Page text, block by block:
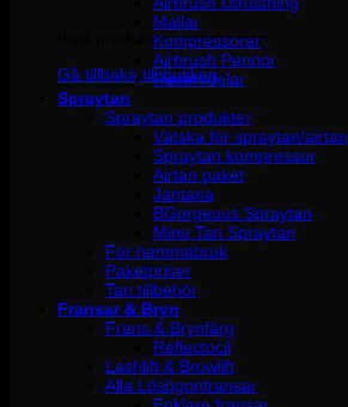
Inga produkter i varukorgen.
Gå tillbaka till butiken
Mallar
Kompressorer
Airbrush Pennor
Reservdelar
Spraytan
Spraytan produkter
Vätska för spraytan/airtan
Spraytan kompressor
Airtan paket
Jantana
BGorgeous Spraytan
Mine Tan Spraytan
För hemmabruk
Paketpriser
Tan tillbehör
Fransar & Bryn
Frans & Brynfärg
Reflectocil
Lashlift & Browlift
Alla Lösögonfransar